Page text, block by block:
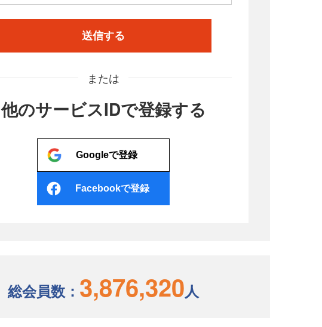
送信する
または
他のサービスIDで登録する
Googleで登録
Facebookで登録
総会員数： 3,876,320人